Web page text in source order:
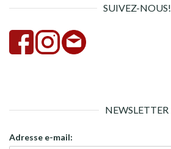
SUIVEZ-NOUS!
NEWSLETTER
Adresse e-mail: